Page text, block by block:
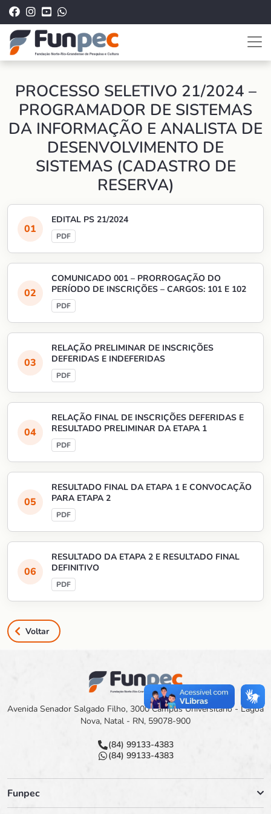
PROCESSO SELETIVO 21/2024 –
PROGRAMADOR DE SISTEMAS
DA INFORMAÇÃO E ANALISTA DE
DESENVOLVIMENTO DE
SISTEMAS (CADASTRO DE
RESERVA)
EDITAL PS 21/2024
COMUNICADO 001 – PRORROGAÇÃO DO
PERÍODO DE INSCRIÇÕES – CARGOS: 101 E 102
RELAÇÃO PRELIMINAR DE INSCRIÇÕES
DEFERIDAS E INDEFERIDAS
RELAÇÃO FINAL DE INSCRIÇÕES DEFERIDAS E
RESULTADO PRELIMINAR DA ETAPA 1
RESULTADO FINAL DA ETAPA 1 E CONVOCAÇÃO
PARA ETAPA 2
RESULTADO DA ETAPA 2 E RESULTADO FINAL
DEFINITIVO
Voltar
Avenida Senador Salgado Filho, 3000 Campus Universitário - Lagoa
Nova, Natal - RN, 59078-900
(84) 99133-4383
(84) 99133-4383
Funpec